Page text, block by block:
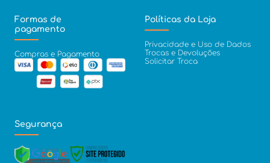
Formas de
pagamento
Compras e Pagamento
Políticas da Loja
Privacidade e Uso de Dados
Trocas e Devoluções
Solicitar Troca
Segurança